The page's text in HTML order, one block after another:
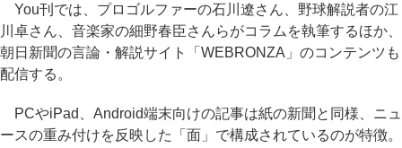
You刊では、プロゴルファーの石川遼さん、野球解説者の江
川卓さん、音楽家の細野春臣さんらがコラムを執筆するほか、
朝日新聞の言論・解説サイト「WEBRONZA」のコンテンツも
配信する。
PCやiPad、Android端末向けの記事は紙の新聞と同様、ニュ
ースの重み付けを反映した「面」で構成されているのが特徴。